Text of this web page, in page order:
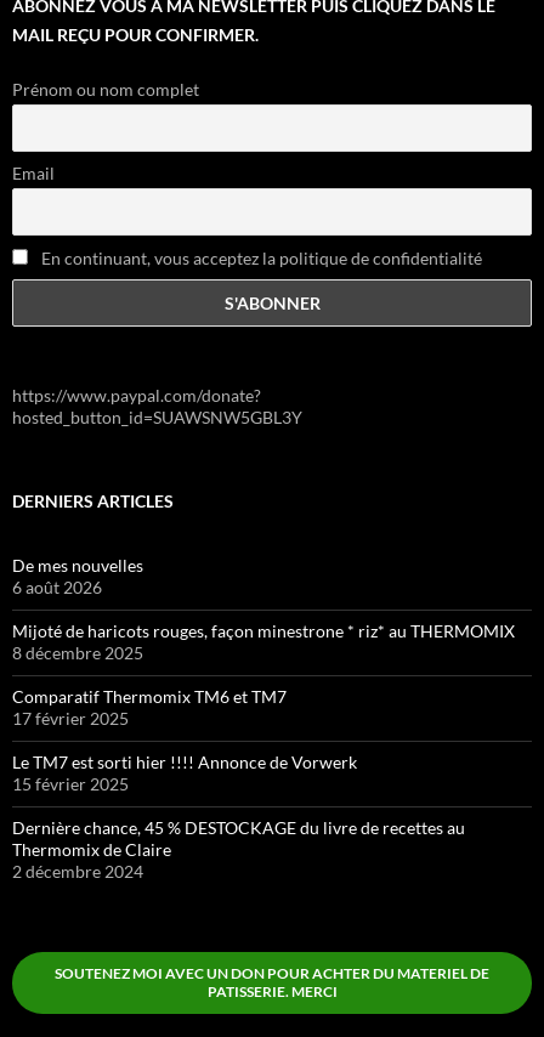
ABONNEZ VOUS À MA NEWSLETTER PUIS CLIQUEZ DANS LE
MAIL REÇU POUR CONFIRMER.
Prénom ou nom complet
Email
En continuant, vous acceptez la politique de confidentialité
https://www.paypal.com/donate?
hosted_button_id=SUAWSNW5GBL3Y
DERNIERS ARTICLES
De mes nouvelles
6 août 2026
Mijoté de haricots rouges, façon minestrone * riz* au THERMOMIX
8 décembre 2025
Comparatif Thermomix TM6 et TM7
17 février 2025
Le TM7 est sorti hier !!!! Annonce de Vorwerk
15 février 2025
Dernière chance, 45 % DESTOCKAGE du livre de recettes au
Thermomix de Claire
2 décembre 2024
SOUTENEZ MOI AVEC UN DON POUR ACHTER DU MATERIEL DE
PATISSERIE. MERCI